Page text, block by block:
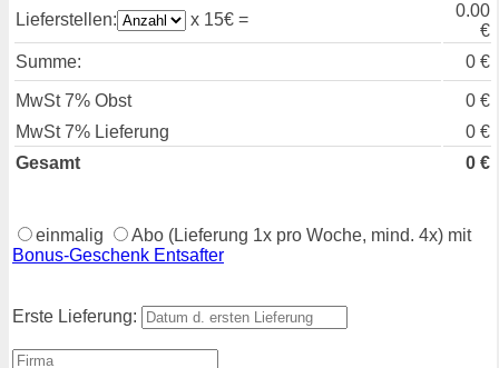
Lieferstellen:
x 15€ =
0.00
€
Summe:
0 €
MwSt 7% Obst 0 €
MwSt 7% Lieferung
0 €
Gesamt
0 €
einmalig
Abo (Lieferung 1x pro Woche, mind. 4x) mit
Bonus-Geschenk Entsafter
Erste Lieferung: